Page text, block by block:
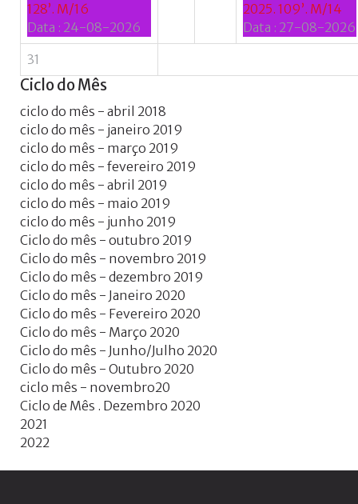
128’. M/16
Data : 24-08-2026
2025. 109’. M/14
Data : 27-08-2026
31
CiclodoMês
ciclo do mês - abril 2018
ciclo do mês - janeiro 2019
ciclo do mês - março 2019
ciclo do mês - fevereiro 2019
ciclo do mês - abril 2019
ciclo do mês - maio 2019
ciclo do mês - junho 2019
Ciclo do mês - outubro 2019
Ciclo do mês - novembro 2019
Ciclo do mês - dezembro 2019
Ciclo do mês - Janeiro 2020
Ciclo do mês - Fevereiro 2020
Ciclo do mês - Março 2020
Ciclo do mês - Junho/Julho 2020
Ciclo do mês - Outubro 2020
ciclo mês - novembro20
Ciclo de Mês . Dezembro 2020
2021
2022